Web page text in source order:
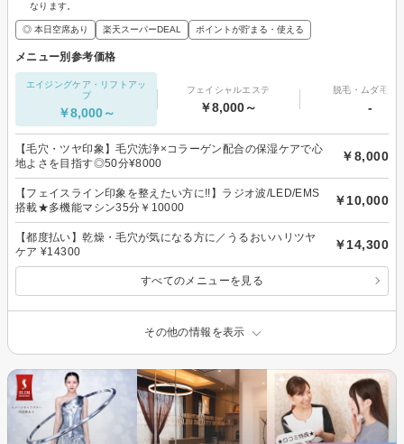
なります。
◎ 本日空席あり 楽天スーパーDEAL ポイントが貯まる・使える
メニュー別参考価格
エイジングケア・リフトアッ
プ
￥8,000～
フェイシャルエステ
￥8,000～
脱毛・ムダ毛処
-
【毛穴・ツヤ印象】毛穴洗浄×コラーゲン配合の保湿ケアで心
地よさを目指す◎50分¥8000
￥8,000
【フェイスライン印象を整えたい方に!!】ラジオ波/LED/EMS
搭載★多機能マシン35分￥10000
￥10,000
【都度払い】乾燥・毛穴が気になる方に／うるおいハリツヤ
ケア ¥14300
￥14,300
すべてのメニューを見る
その他の情報を表示